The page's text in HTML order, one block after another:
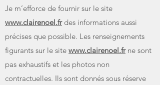
Je m’efforce de fournir sur le site
www.clairenoel.fr des informations aussi
précises que possible. Les renseignements
figurants sur le site www.clairenoel.fr ne sont
pas exhaustifs et les photos non
contractuelles. Ils sont donnés sous réserve